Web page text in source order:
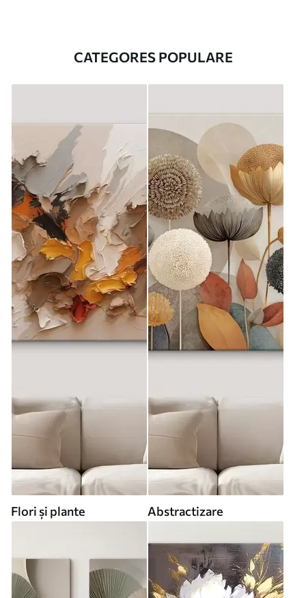
CATEGORES POPULARE
Flori și plante Abstractizare